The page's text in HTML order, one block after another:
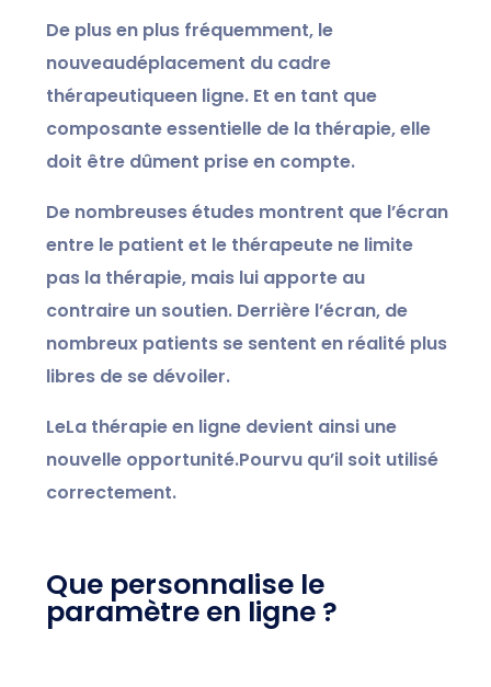
De plus en plus fréquemment, le
nouveaudéplacement du cadre
thérapeutiqueen ligne. Et en tant que
composante essentielle de la thérapie, elle
doit être dûment prise en compte.
De nombreuses études montrent que l’écran
entre le patient et le thérapeute ne limite
pas la thérapie, mais lui apporte au
contraire un soutien. Derrière l’écran, de
nombreux patients se sentent en réalité plus
libres de se dévoiler.
LeLa thérapie en ligne devient ainsi une
nouvelle opportunité.Pourvu qu’il soit utilisé
correctement.
Que personnalise le
paramètre en ligne ?